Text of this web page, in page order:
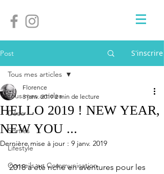
Post S'inscrire
Tous mes articles
Déco
Sorties
Lifestyle
Conseils en Communication
Tous mes articles
HELLO 2019 ! NEW YEAR,
NEW YOU ...
Florence
8 janv. 2019 2 min de lecture
Dernière mise à jour : 9 janv. 2019
2018 a été riche en aventures pour les